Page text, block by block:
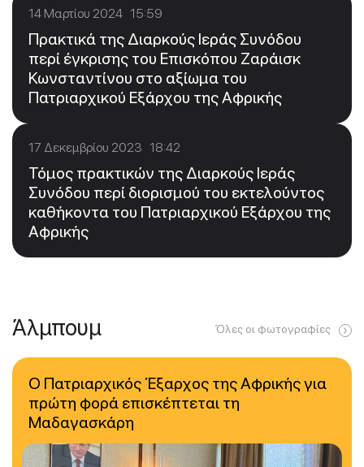
14 Μαρτίου 2024 15:59
Πρακτικά της Διαρκούς Ιεράς Συνόδου
περί έγκρισης του Επισκόπου Ζαράισκ
Κωνσταντίνου στο αξίωμα του
Πατριαρχικού Εξάρχου της Αφρικής
17 Δεκεμβρίου 2023 18:42
Τόμος πρακτικών της Διαρκούς Ιεράς
Συνόδου περί διορισμού του εκτελούντος
καθήκοντα του Πατριαρχικού Εξάρχου της
Αφρικής
Άλμπουμ Όλες οι φωτογραφίες
Ο Πατριαρχικός Έξαρχος της Αφρικής για
πρώτη φορά επισκέπτεται τη
Μαδαγασκάρη